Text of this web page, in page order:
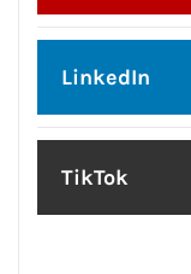
LinkedIn
TikTok